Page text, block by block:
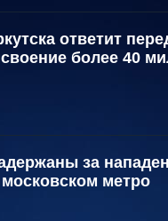
ответит
более 40
за
метро